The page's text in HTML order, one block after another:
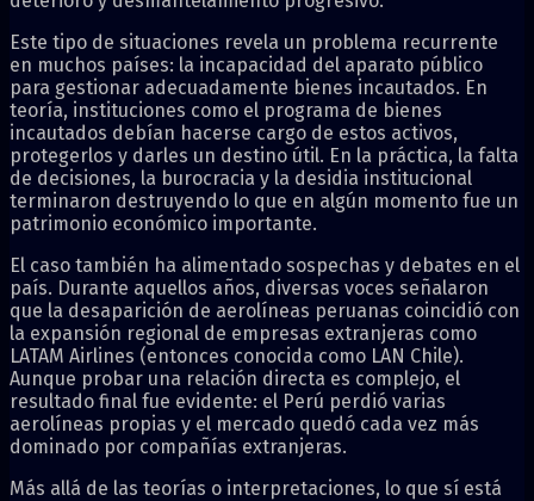
Este tipo de situaciones revela un problema recurrente
en muchos países: la incapacidad del aparato público
para gestionar adecuadamente bienes incautados. En
teoría, instituciones como el programa de bienes
incautados debían hacerse cargo de estos activos,
protegerlos y darles un destino útil. En la práctica, la falta
de decisiones, la burocracia y la desidia institucional
terminaron destruyendo lo que en algún momento fue un
patrimonio económico importante.
El caso también ha alimentado sospechas y debates en el
país. Durante aquellos años, diversas voces señalaron
que la desaparición de aerolíneas peruanas coincidió con
la expansión regional de empresas extranjeras como
LATAM Airlines (entonces conocida como LAN Chile).
Aunque probar una relación directa es complejo, el
resultado final fue evidente: el Perú perdió varias
aerolíneas propias y el mercado quedó cada vez más
dominado por compañías extranjeras.
Más allá de las teorías o interpretaciones, lo que sí está